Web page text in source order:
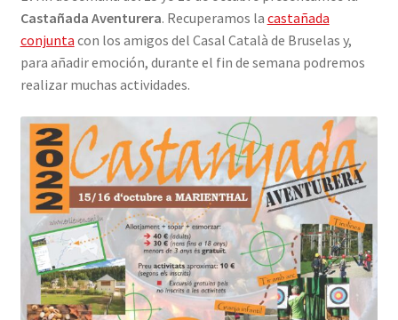
INICIAR SESIÓN
Castañada Aventurera. Recuperamos la castañada
conjunta con los amigos del Casal Català de Bruselas y,
para añadir emoción, durante el fin de semana podremos
realizar muchas actividades.